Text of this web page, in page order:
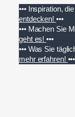
Inhalt
springen
••• Inspiration,
entdecken! •••
••• Machen Sie
geht es!•••
••• Was Sie
mehr erfahren! •••